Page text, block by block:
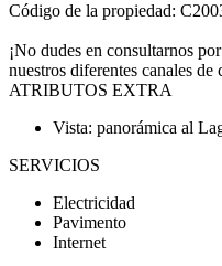
Código de la propiedad:
¡No dudes en consultarnos
nuestros diferentes canales
ATRIBUTOS EXTRA
Vista: panorámica al
SERVICIOS
Electricidad
Pavimento
Internet